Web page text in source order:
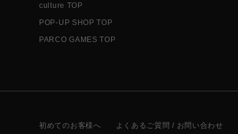
culture TOP
POP-UP SHOP TOP
PARCO GAMES TOP
初めてのお客様へ よくあるご質問 / お問い合わせ